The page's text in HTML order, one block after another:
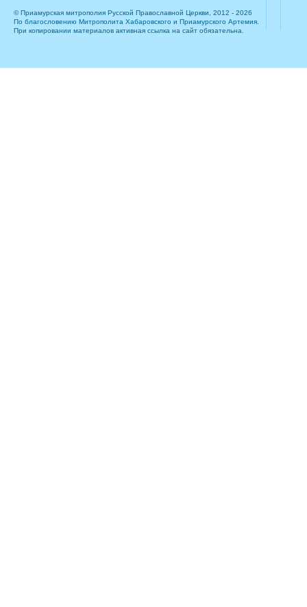
© Приамурская митрополия Русской Православной Церкви, 2012 - 2026
По благословению Митрополита Хабаровского и Приамурского Артемия.
При копировании материалов активная ссылка на сайт обязательна.